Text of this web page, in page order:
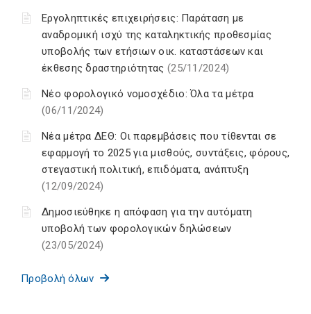
Εργοληπτικές επιχειρήσεις: Παράταση με
αναδρομική ισχύ της καταληκτικής προθεσμίας
υποβολής των ετήσιων οικ. καταστάσεων και
έκθεσης δραστηριότητας (25/11/2024)
Νέο φορολογικό νομοσχέδιο: Όλα τα μέτρα
(06/11/2024)
Νέα μέτρα ΔΕΘ: Οι παρεμβάσεις που τίθενται σε
εφαρμογή το 2025 για μισθούς, συντάξεις, φόρους,
στεγαστική πολιτική, επιδόματα, ανάπτυξη
(12/09/2024)
Δημοσιεύθηκε η απόφαση για την αυτόματη
υποβολή των φορολογικών δηλώσεων
(23/05/2024)
Προβολή όλων